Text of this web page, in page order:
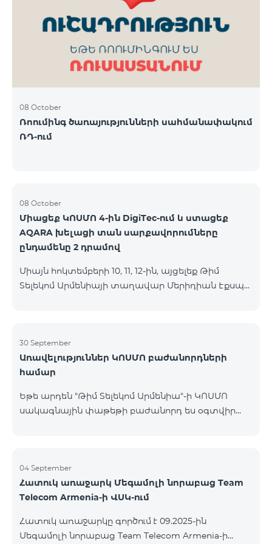
ԿՈՍՄՈ 3 TV փաթեթը․ Ինտերնետ. Մինչև 50 Մբիթ/
վ արագություն։ TV. Մինչև 80 TV ալիք՝ TeamTv
Smart հավելվածով Ֆիքսված հեռախոսակապ.
180 րոպե դեպի Team ֆիքսված ցանց։ Սույն
սակագնային փաթեթում ներառվա
08 October
Ռոումինգ ծառայությունների սահմանափակում
ՌԴ-ում
08 October
Միացեք ԿՈՍՄՈ 4-ին DigiTec-ում և ստացեք
AQARA խելացի տան սարքավորումները
ընդամենը 2 դրամով
Միայն հոկտեմբերի 10, 11, 12-ին, այցելեք Թիմ
Տելեկոմ Արմենիայի տաղավար Մերիդիան Էքսպո
բաժանորդագրությամբ և ստացեք
հնարավորություն ձեռք բերել AQARA Խելացի Տան
համակարգերը ընդամենը 2 դրամով․ AQARA
Ղեկավարման Սարք M100 (Hub M100) Միանալու
համար պարզապես պետք է անձնագրով
30 September
Առավելություններ ԿՈՍՄՈ բաժանորդների
համար
Եթե արդեն "Թիմ Տելեկոմ Արմենիա"-ի ԿՈՍՄՈ
սակագնային փաթեթի բաժանորդ ես օգտվիր
մեկ հպումով ու անսպառ ինտերնետով Smart
Place-ի Aqara սարքավորումներով։ ԿՈՍՄՈ
ծառայությունների փաթեթների գործող բոլոր
բերելու Aqara ապրանքանիշի խելացի
սարքավորումները հատուկ պայմաններով։
04 September
Հատուկ առաջարկ Մեգամոլի նորաբաց Team
Telecom Armenia-ի ՎՍԿ-ում
Հատուկ առաջարկը գործում է 09.2025-ին
Մեգամոլի նորաբաց Team Telecom Armenia-ի